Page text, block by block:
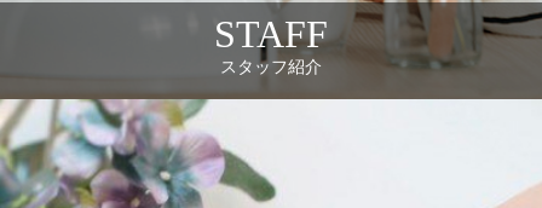
STAFF
スタッフ紹介